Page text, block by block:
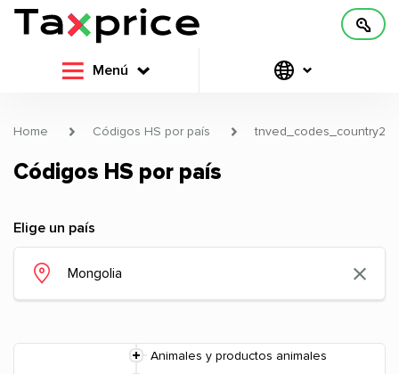
Menú
Home Códigos HS por país tnved_codes_country2
Códigos HS por país
Elige un país
Animales y productos animales